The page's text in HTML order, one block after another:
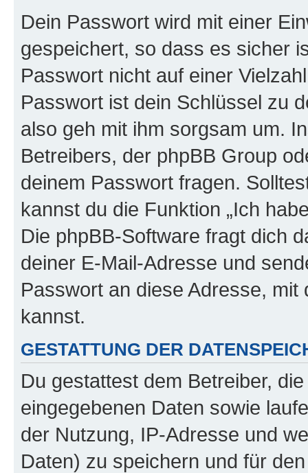
Dein Passwort wird mit einer
gespeichert, so dass es sicher
Passwort nicht auf einer
Passwort ist dein Schlüssel zu
also geh mit ihm sorgsam um.
Betreibers, der phpBB Group
deinem Passwort fragen.
kannst du die Funktion „Ich
Die phpBB-Software fragt dich
deiner E-Mail-Adresse und
Passwort an diese Adresse,
kannst.
GESTATTUNG DER
Du gestattest dem Betreiber,
eingegebenen Daten sowie
der Nutzung, IP-Adresse und
Daten) zu speichern und für